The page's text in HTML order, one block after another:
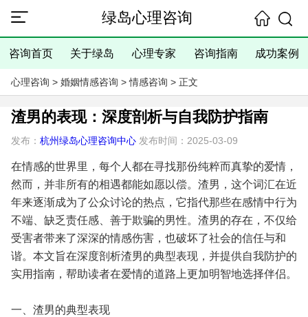
绿岛心理咨询
咨询首页 关于绿岛 心理专家 咨询指南 成功案例
心理咨询 > 婚姻情感咨询 >情感咨询 > 正文
渣男的表现：深度剖析与自我防护指南
发布： 杭州绿岛心理咨询中心发布时间：2025-03-09
在情感的世界里，每个人都在寻找那份纯粹而真挚的爱情，
然而，并非所有的相遇都能如愿以偿。渣男，这个词汇在近
年来逐渐成为了公众讨论的热点，它指代那些在感情中行为
不端、缺乏责任感、善于欺骗的男性。渣男的存在，不仅给
受害者带来了深深的情感伤害，也破坏了社会的信任与和
谐。本文旨在深度剖析渣男的典型表现，并提供自我防护的
实用指南，帮助读者在爱情的道路上更加明智地选择伴侣。
一、渣男的典型表现